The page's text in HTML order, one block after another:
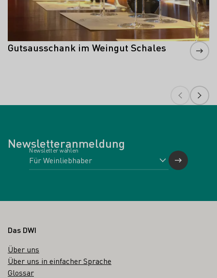
Gutsausschank im Weingut Schales
Newsletteranmeldung
Newsletter wählen
Fußbereich
Das DWI
Über uns
Über uns in einfacher Sprache
Glossar